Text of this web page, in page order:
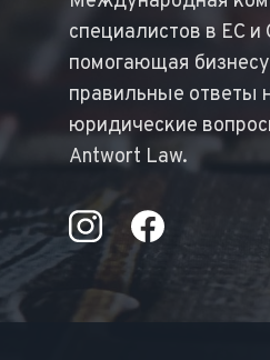
специалистов в ЕС и
помогающая
правильные ответы
юридические
Antwort Law.